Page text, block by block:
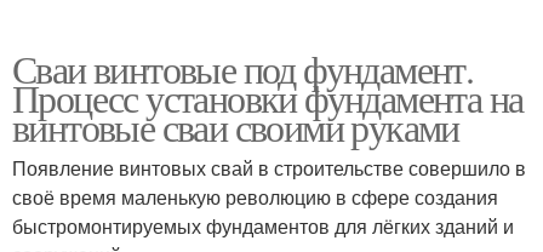
Сваи винтовые под фундамент.
Процесс установки фундамента на
винтовые сваи своими руками
Появление винтовых свай в строительстве совершило в
своё время маленькую революцию в сфере создания
быстромонтируемых фундаментов для лёгких зданий и